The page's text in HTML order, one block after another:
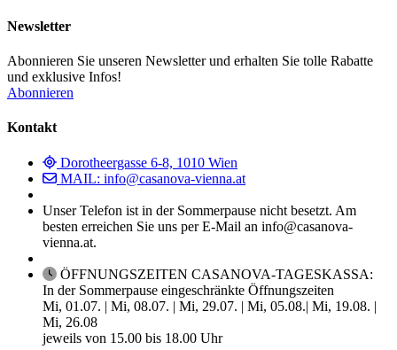
Newsletter
Abonnieren Sie unseren Newsletter und erhalten Sie tolle Rabatte
und exklusive Infos!
Abonnieren
Kontakt
Dorotheergasse 6-8, 1010 Wien
MAIL: info@casanova-vienna.at
Unser Telefon ist in der Sommerpause nicht besetzt. Am
besten erreichen Sie uns per E-Mail an info@casanova-
vienna.at.
ÖFFNUNGSZEITEN CASANOVA-TAGESKASSA:
In der Sommerpause eingeschränkte Öffnungszeiten
Mi, 01.07. | Mi, 08.07. | Mi, 29.07. | Mi, 05.08.| Mi, 19.08. |
Mi, 26.08
jeweils von 15.00 bis 18.00 Uhr